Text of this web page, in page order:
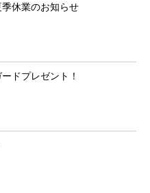
休業のお知らせ
ドプレゼント！